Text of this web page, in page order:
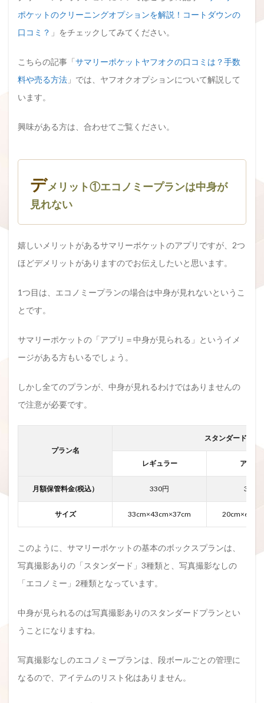
ポケットのクリーニングオプションを解説！コートダウンの
口コミ？ 」をチェックしてみてください。
こちらの記事「サマリーポケットヤフオクの口コミは？手数
料や売る方法 」では、ヤフオクオプションについて解説して
います。
興味がある方は、合わせてご覧ください。
デメリット①エコノミープランは中身が
見れない
嬉しいメリットがあるサマリーポケットのアプリですが、2つ
ほどデメリットがありますのでお伝えしたいと思います。
1つ目は、エコノミープランの場合は中身が見れないというこ
とです。
サマリーポケットの「アプリ＝中身が見られる」というイメ
ージがある方もいるでしょう。
しかし全てのプランが、中身が見れるわけではありませんの
で注意が必要です。
プラン名
スタンダード（写
レギュラー アパレ
月額保管料金(税込） 330円 330円
サイズ 33cm×43cm×37cm
このように、サマリーポケットの基本のボックスプランは、
写真撮影ありの「スタンダード」3種類と、写真撮影なしの
「エコノミー」2種類となっています。
中身が見られるのは写真撮影ありのスタンダードプランとい
うことになりますね。
写真撮影なしのエコノミープランは、段ボールごとの管理に
なるので、アイテムのリスト化はありません。